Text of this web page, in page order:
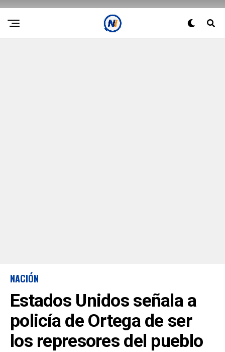
NACIÓN
Estados Unidos señala a
policía de Ortega de ser
los represores del pueblo